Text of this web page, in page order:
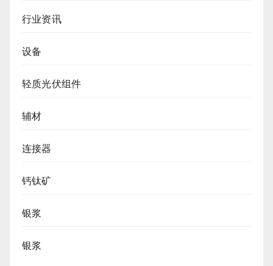
行业资讯
设备
轻质光伏组件
辅材
连接器
钙钛矿
银浆
银浆